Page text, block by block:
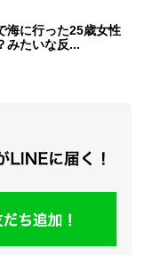
海に行った25歳女性
みたいな反...